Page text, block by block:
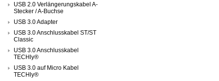
USB 2.0 Verlängerungskabel A-
Stecker / A-Buchse
USB 3.0 Adapter
USB 3.0 Anschlusskabel ST/ST
Classic
USB 3.0 Anschlusskabel
TECHly®
USB 3.0 auf Micro Kabel
TECHly®